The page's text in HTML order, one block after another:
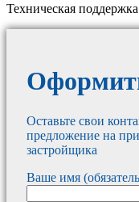
Техническая поддержка
Оставьте свои
предложение на
застройщика
Ваше имя